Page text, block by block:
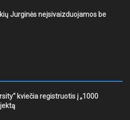
Jurginės neįsivaizduojamos be
kviečia registruotis į „1000